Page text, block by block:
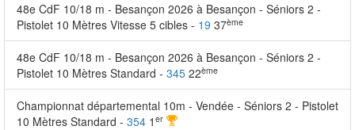
48e CdF 10/18 m - Besançon 2026 à Besançon - Séniors 2 -
Pistolet 10 Mètres Vitesse 5 cibles - 19 37ème
48e CdF 10/18 m - Besançon 2026 à Besançon - Séniors 2 -
Pistolet 10 Mètres Standard - 345 22ème
Championnat départemental 10m - Vendée - Séniors 2 - Pistolet
10 Mètres Standard - 354 1 er